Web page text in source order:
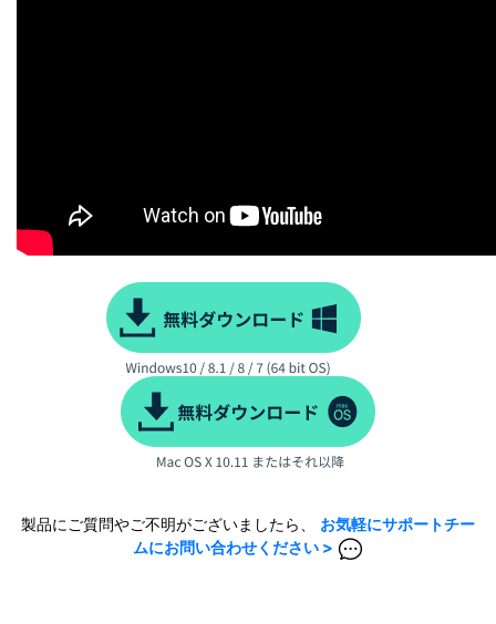
製品にご質問やご不明がございましたら、 お気軽にサポートチー
ムにお問い合わせください >